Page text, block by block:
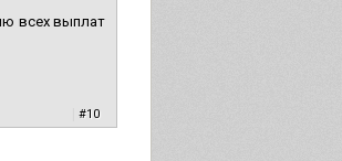
всех выплат
#10